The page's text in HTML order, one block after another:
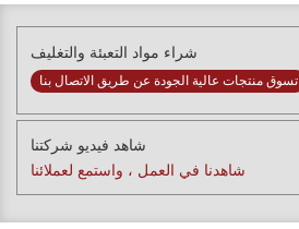
شراء مواد التعبئة والتغليف
تسوق منتجات عالية الجودة عن طريق الاتصال بنا
شاهد فيديو شركتنا
شاهدنا في العمل ، واستمع لعملائنا